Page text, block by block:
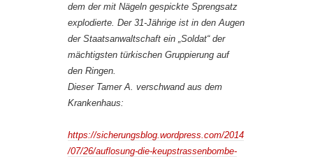
dem der mit Nägeln gespickte Sprengsatz
explodierte. Der 31-Jährige ist in den Augen
der Staatsanwaltschaft ein „Soldat“ der
mächtigsten türkischen Gruppierung auf
den Ringen.
Dieser Tamer A. verschwand aus dem
Krankenhaus:
https://sicherungsblog.wordpress.com/2014
/07/26/auflosung-die-keupstrassenbombe-